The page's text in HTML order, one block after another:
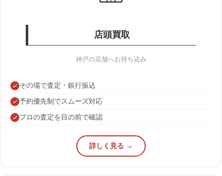
店頭買取
神戸の店舗へお持ち込み
その場で査定・銀行振込
予約優先制でスムーズ対応
プロの査定を目の前で確認
詳しく見る →